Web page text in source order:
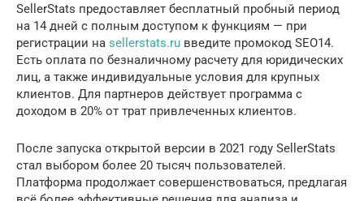
SellerStats предоставляет бесплатный пробный период
на 14 дней с полным доступом к функциям — при
регистрации на sellerstats.ru введите промокод SEO14.
Есть оплата по безналичному расчету для юридических
лиц, а также индивидуальные условия для крупных
клиентов. Для партнеров действует программа с
доходом в 20% от трат привлеченных клиентов.
После запуска открытой версии в 2021 году SellerStats
стал выбором более 20 тысяч пользователей.
Платформа продолжает совершенствоваться, предлагая